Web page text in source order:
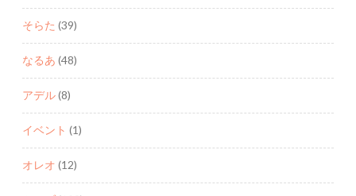
そらた (39)
なるあ (48)
アデル(8)
イベント (1)
オレオ (12)